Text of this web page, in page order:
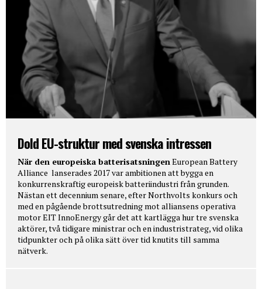
Dold EU-struktur med svenska intressen
När den europeiska batterisatsningenEuropean Battery
Alliance lanserades 2017 var ambitionen att bygga en
konkurrenskraftig europeisk batteriindustri från grunden.
Nästan ett decennium senare, efter Northvolts konkurs och
med en pågående brottsutredning mot alliansens operativa
motor EIT InnoEnergy går det att kartlägga hur tre svenska
aktörer, två tidigare ministrar och en industristrateg, vid olika
tidpunkter och på olika sätt över tid knutits till samma
nätverk.